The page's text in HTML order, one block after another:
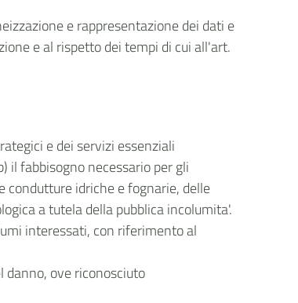
e rappresentazione dei dati e
e al rispetto dei tempi di cui all'art.
e dei servizi essenziali
il fabbisogno necessario per gli
idriche e fognarie, delle
a tutela della pubblica incolumita'.
interessati, con riferimento al
ove riconosciuto